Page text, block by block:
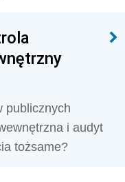
publicznych
i audyt
tożsame?